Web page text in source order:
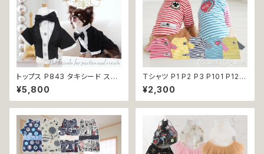
トップス P843 タキシード スー
ツ フォーマル 燕尾服 蝶ネクタ
イ ドッグウェア 犬 猫 ペット 服
犬服 猫服 犬の服 猫の服 おしゃ
品交換不可
¥5,800
Ｔシャツ P1 P2 P3 P101 P123
ボーダー 春夏 春服 ドッグウェ
ア ドックウェア 犬の服 春 夏 ド
ッグウエア バイカラー マリン ド
犬服 小型犬 マリン スタイル リ
ンク コーデ おしゃれ 返品交換
不可
¥2,300